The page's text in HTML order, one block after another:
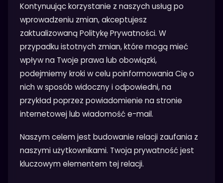
Kontynuując korzystanie z naszych usług po
wprowadzeniu zmian, akceptujesz
zaktualizowaną Politykę Prywatności. W
przypadku istotnych zmian, które mogą mieć
wpływ na Twoje prawa lub obowiązki,
podejmiemy kroki w celu poinformowania Cię o
nich w sposób widoczny i odpowiedni, na
przykład poprzez powiadomienie na stronie
internetowej lub wiadomość e-mail.
Naszym celem jest budowanie relacji zaufania z
naszymi użytkownikami. Twoja prywatność jest
kluczowym elementem tej relacji.